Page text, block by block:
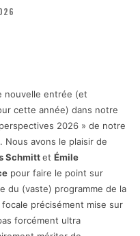
nouvelle entrée (et
cette année) dans notre
2026 » de notre
avons le plaisir de
Schmittet Émile
pour faire le point sur
du (vaste) programme de la
focale précisément mise sur
forcément ultra